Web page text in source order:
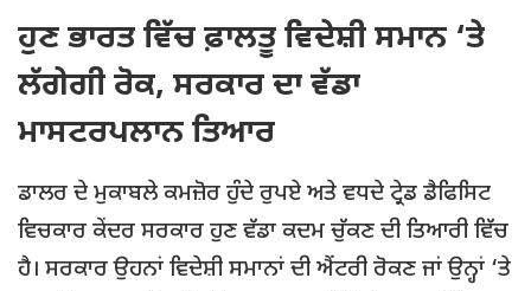
ਹੁਣ ਭਾਰਤ ਵਿੱਚ ਫ਼ਾਲਤੂ ਵਿਦੇਸ਼ੀ ਸਮਾਨ ‘ਤੇ
ਲੱਗੇਗੀ ਰੋਕ, ਸਰਕਾਰ ਦਾ ਵੱਡਾ
ਮਾਸਟਰਪਲਾਨ ਤਿਆਰ
ਡਾਲਰ ਦੇ ਮੁਕਾਬਲੇ ਕਮਜ਼ੋਰ ਹੁੰਦੇ ਰੁਪਏ ਅਤੇ ਵਧਦੇ ਟ੍ਰੇਡ ਡੈਫਿਸਿਟ
ਵਿਚਕਾਰ ਕੇਂਦਰ ਸਰਕਾਰ ਹੁਣ ਵੱਡਾ ਕਦਮ ਚੁੱਕਣ ਦੀ ਤਿਆਰੀ ਵਿੱਚ
ਹੈ। ਸਰਕਾਰ ਉਹਨਾਂ ਵਿਦੇਸ਼ੀ ਸਮਾਨਾਂ ਦੀ ਐਂਟਰੀ ਰੋਕਣ ਜਾਂ ਉਨ੍ਹਾਂ ‘ਤੇ